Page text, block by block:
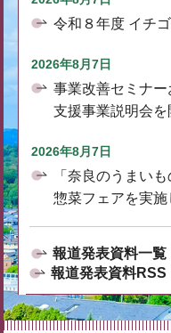
令和８年度 イチ
2026年8月7日
事業改善セミナ
支援事業説明会を
2026年8月7日
「奈良のうまい
惣菜フェアを実施
報道発表資料一覧
報道発表資料RSS